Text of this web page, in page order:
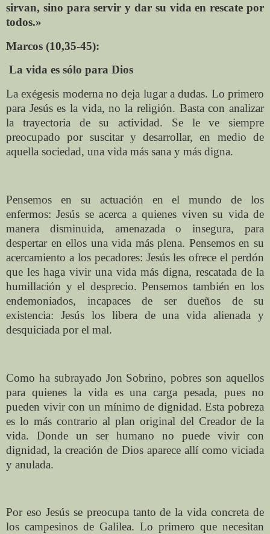
sirvan, sino para servir y dar su vida en rescate por
todos.»
Marcos (10,35-45):
La vida es sólo para Dios
La exégesis moderna no deja lugar a dudas. Lo primero
para Jesús es la vida, no la religión. Basta con analizar
la trayectoria de su actividad. Se le ve siempre
preocupado por suscitar y desarrollar, en medio de
aquella sociedad, una vida más sana y más digna.
Pensemos en su actuación en el mundo de los
enfermos: Jesús se acerca a quienes viven su vida de
manera disminuida, amenazada o insegura, para
despertar en ellos una vida más plena. Pensemos en su
acercamiento a los pecadores: Jesús les ofrece el perdón
que les haga vivir una vida más digna, rescatada de la
humillación y el desprecio. Pensemos también en los
endemoniados, incapaces de ser dueños de su
existencia: Jesús los libera de una vida alienada y
desquiciada por el mal.
Como ha subrayado Jon Sobrino, pobres son aquellos
para quienes la vida es una carga pesada, pues no
pueden vivir con un mínimo de dignidad. Esta pobreza
es lo más contrario al plan original del Creador de la
vida. Donde un ser humano no puede vivir con
dignidad, la creación de Dios aparece allí como viciada
y anulada.
Por eso Jesús se preocupa tanto de la vida concreta de
los campesinos de Galilea. Lo primero que necesitan